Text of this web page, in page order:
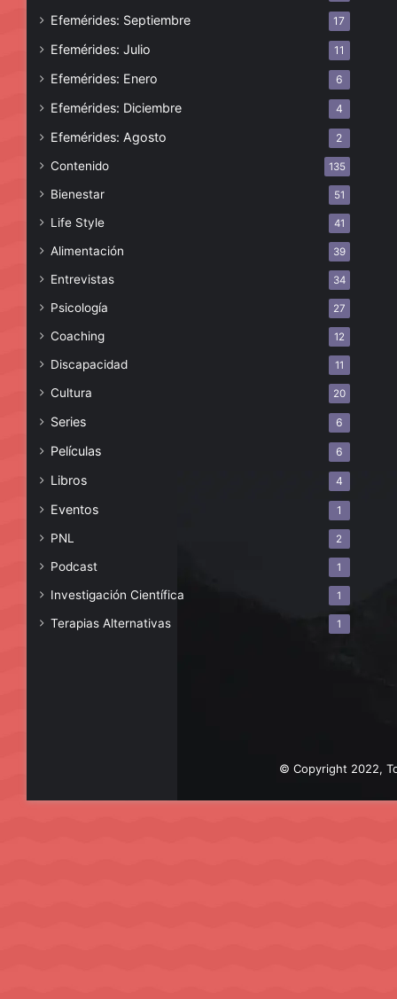
Efemérides: Septiembre 17
Efemérides: Julio 11
Efemérides: Enero 6
Efemérides: Diciembre 4
Efemérides: Agosto 2
Contenido 135
Bienestar 51
Life Style 41
Alimentación 39
Entrevistas 34
Psicología 27
Coaching 12
Discapacidad 11
Cultura 20
Series 6
Películas 6
Libros 4
Eventos 1
PNL 2
Podcast 1
Investigación Científica 1
Terapias Alternativas 1
© Copyright 2022,